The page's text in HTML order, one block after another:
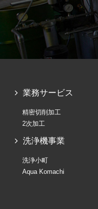
業務サービス
精密切削加工
2次加工
洗浄機事業
洗浄小町
Aqua Komachi